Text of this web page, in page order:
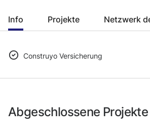
Info Projekte Netzwerk
Construyo Versicherung
Abgeschlossene Projekte